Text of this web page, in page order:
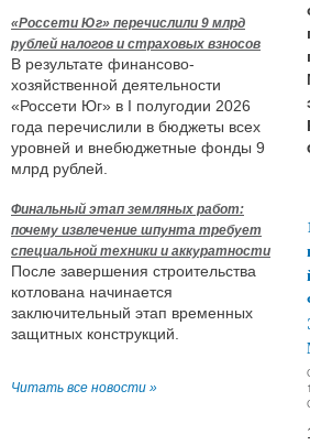
«Россети Юг» перечислили 9 млрд
рублей налогов и страховых взносов
В результате финансово-
хозяйственной деятельности
«Россети Юг» в I полугодии 2026
года перечислили в бюджеты всех
уровней и внебюджетные фонды 9
млрд рублей.
Финальный этап земляных работ:
почему извлечение шпунта требует
специальной техники и аккуратности
После завершения строительства
котлована начинается
заключительный этап временных
защитных конструкций.
Читать все новости »